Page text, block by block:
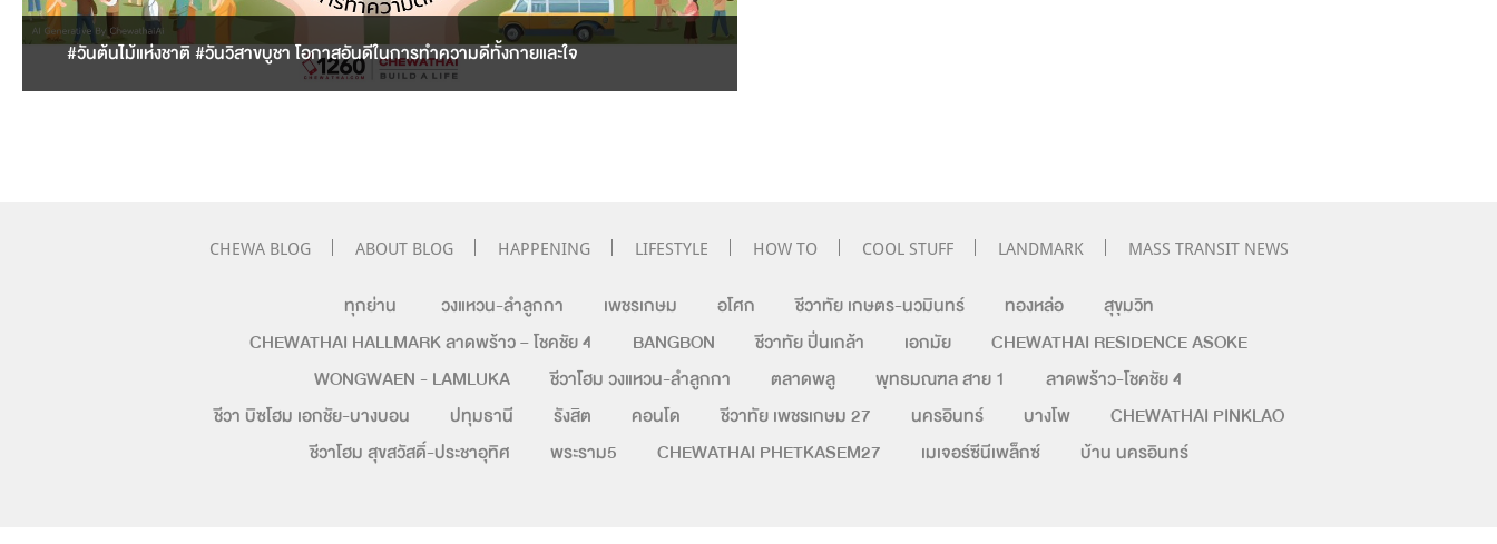
#วันต้นไม้แห่งชาติ #วันวิสาขบูชา โอกาสอันดีในการทำความดีทั้งกายและใจ
CHEWA BLOG ABOUT BLOG HAPPENING LIFESTYLE HOW TO COOL STUFF LANDMARK MASS TRANSIT NEWS
ทุกย่าน วงแหวน-ลำลูกกา เพชรเกษม อโศก ชีวาทัย เกษตร-นวมินทร์ ทองหล่อ
สุขุมวิท
CHEWATHAI HALLMARK ลาดพร้าว – โชคชัย 4
BANGBON ชีวาทัย ปิ่นเกล้า เอกมัย
CHEWATHAI RESIDENCE ASOKE
WONGWAEN - LAMLUKA
ชีวาโฮม วงแหวน-ลำลูกกา ตลาดพลู พุทธมณฑล สาย 1
ลาดพร้าว-โชคชัย 4
ชีวา บิซโฮม เอกชัย-บางบอน
ปทุมธานี รังสิต คอนโด ชีวาทัย เพชรเกษม 27 นครอินทร์ บางโพ
CHEWATHAI PINKLAO
ชีวาโฮม สุขสวัสดิ์-ประชาอุทิศ
พระราม5 CHEWATHAI PHETKASEM27 เมเจอร์ซีนีเพล็กซ์ บ้าน นครอินทร์